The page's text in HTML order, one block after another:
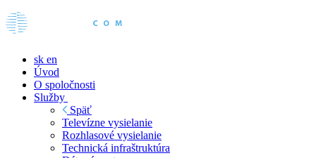
sk en
Úvod
O spoločnosti
Služby
Späť
Televízne vysielanie
Rozhlasové vysielanie
Technická infraštruktúra